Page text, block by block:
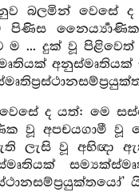
බලමින්
පිණිස
... දුක් වූ
ස්මෘතියක්
ද යත්: මෙ
වූ අපචයගාමී
වූ අභිඥා ඇති